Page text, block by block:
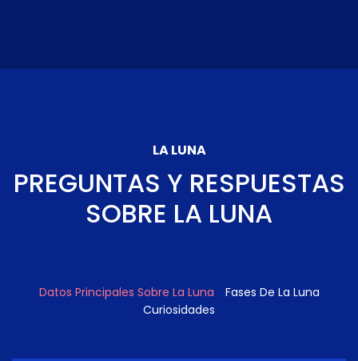
LA LUNA
PREGUNTAS Y RESPUESTAS
SOBRE LA LUNA
Datos Principales Sobre La Luna
Fases De La Luna
Curiosidades